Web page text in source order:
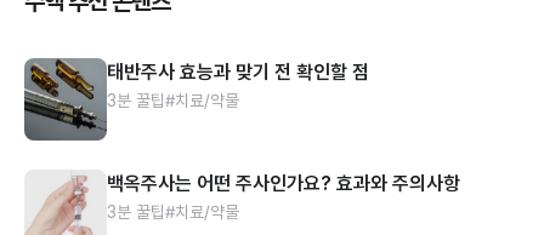
태반주사 효능과 맞기 전 확인할 점
3분 꿀팁#치료/약물
백옥주사는 어떤 주사인가요? 효과와 주의사항
3분 꿀팁#치료/약물